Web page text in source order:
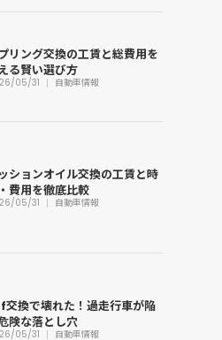
リング交換の工賃と総費用を
る賢い選び方
05/31 自動車情報
ションオイル交換の工賃と時
費用を徹底比較
05/31 自動車情報
換で壊れた！過走行車が陥
険な落とし穴
05/31 自動車情報